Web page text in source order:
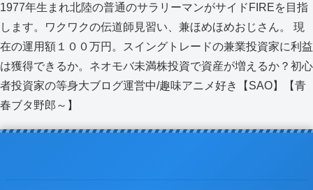
1977年生まれ北陸の普通のサラリーマンがサイドFIREを目指
します。ワクワクの伝道師見習い、兼ほめほめおじさん。 現
在の運用額１００万円。スイングトレードの兼業投資家に利益
は獲得できるか。ネオモバ未満株投資で資産が増えるか？初心
者投資家の等身大ブログ運営中/趣味アニメ好き【SAO】【青
春ブタ野郎～】